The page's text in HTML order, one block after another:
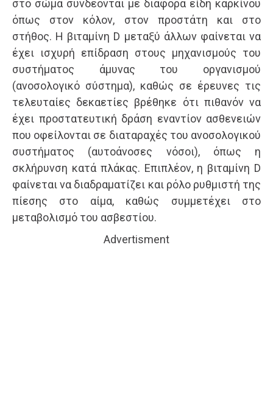
στο σώμα συνδέονται με διάφορα είδη καρκίνου
όπως στον κόλον, στον προστάτη και στο
στήθος. Η βιταμίνη D μεταξύ άλλων φαίνεται να
έχει ισχυρή επίδραση στους μηχανισμούς του
συστήματος άμυνας του οργανισμού
(ανοσολογικό σύστημα), καθώς σε έρευνες τις
τελευταίες δεκαετίες βρέθηκε ότι πιθανόν να
έχει προστατευτική δράση εναντίον ασθενειών
που οφείλονται σε διαταραχές του ανοσολογικού
συστήματος (αυτοάνοσες νόσοι), όπως η
σκλήρυνση κατά πλάκας. Επιπλέον, η βιταμίνη D
φαίνεται να διαδραματίζει και ρόλο ρυθμιστή της
πίεσης στο αίμα, καθώς συμμετέχει στο
μεταβολισμό του ασβεστίου.
Advertisment